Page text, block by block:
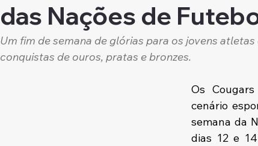
das Nações de
Um fim de semana de glórias para os jovens
conquistas de ouros, pratas e bronzes.
Os
cenário
semana da
dias 12 e